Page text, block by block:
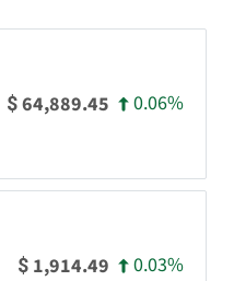
$64,889.45 0.06%
$ 1,914.49 0.03%